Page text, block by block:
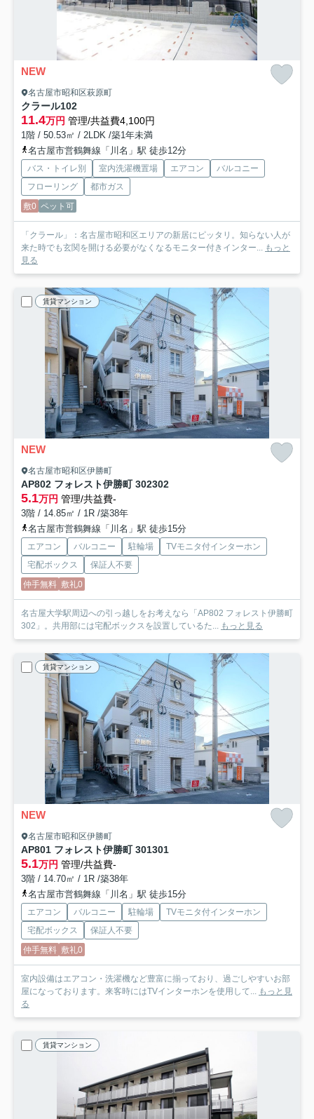
NEW
名古屋市昭和区萩原町
クラール102
11.4万円 管理/共益費4,100円
1階 / 50.53㎡ / 2LDK /築1年未満
名古屋市営鶴舞線「川名」駅 徒歩12分
バス・トイレ別 室内洗濯機置場 エアコン
バルコニー
フローリング
都市ガス
敷0 ペット可
「クラール」：名古屋市昭和区エリアの新居にピッタリ。知らない人が
来た時でも玄関を開ける必要がなくなるモニター付きインター... もっと
見る
賃貸マンション
NEW
名古屋市昭和区伊勝町
AP802 フォレスト伊勝町 302302
5.1万円 管理/共益費-
3階 / 14.85㎡ / 1R /築38年
名古屋市営鶴舞線「川名」駅 徒歩15分
エアコン バルコニー 駐輪場
TVモニタ付インターホン
宅配ボックス
保証人不要
仲手無料 敷礼0
名古屋大学駅周辺への引っ越しをお考えなら「AP802 フォレスト伊勝町
302」。共用部には宅配ボックスを設置しているた... もっと見る
賃貸マンション
NEW
名古屋市昭和区伊勝町
AP801 フォレスト伊勝町 301301
5.1万円 管理/共益費-
3階 / 14.70㎡ / 1R /築38年
名古屋市営鶴舞線「川名」駅 徒歩15分
エアコン バルコニー 駐輪場
TVモニタ付インターホン
宅配ボックス
保証人不要
仲手無料 敷礼0
室内設備はエアコン・洗濯機など豊富に揃っており、過ごしやすいお部
屋になっております。来客時にはTVインターホンを使用して... もっと見
る
賃貸マンション